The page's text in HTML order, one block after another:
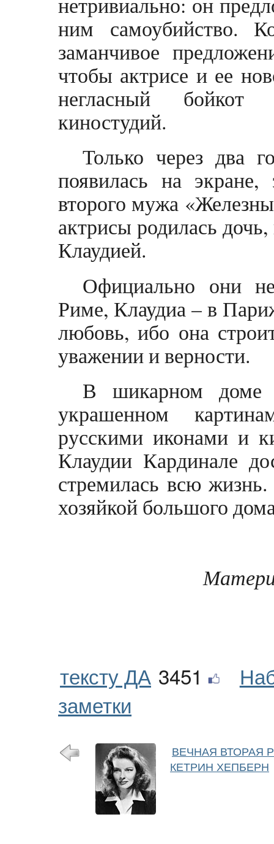
ним самоубийство.
заманчивое
чтобы актрисе и ее
негласный бойкот
киностудий.
Только через два
появилась на
второго мужа
актрисы родилась
Клаудией.
Официально они
Риме, Клаудиа – в
любовь, ибо она
уважении и верности.
В шикарном доме
украшенном
русскими иконами и
Клаудии Кардинале
стремилась всю
хозяйкой большого
тексту ДА 3451
заметки
ВЕЧНАЯ ВТОРАЯ
КЕТРИН ХЕПБЕРН